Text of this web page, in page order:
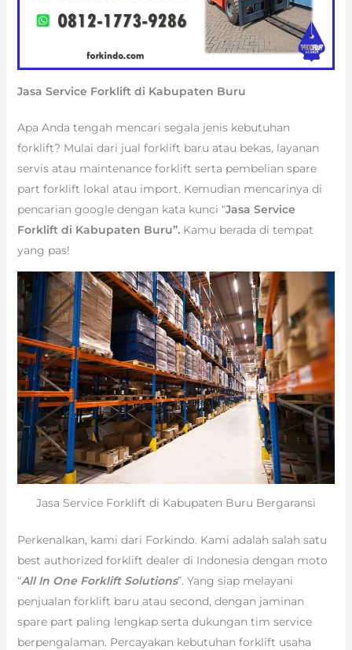
Jasa Service Forklift di Kabupaten Buru
Apa Anda tengah mencari segala jenis kebutuhan
forklift? Mulai dari jual forklift baru atau bekas, layanan
servis atau maintenance forklift serta pembelian spare
part forklift lokal atau import. Kemudian mencarinya di
pencarian google dengan kata kunci “Jasa Service
Forklift di Kabupaten Buru”. Kamu berada di tempat
yang pas!
Jasa Service Forklift di Kabupaten Buru Bergaransi
Perkenalkan, kami dari Forkindo. Kami adalah salah satu
best authorized forklift dealer di Indonesia dengan moto
“All In One Forklift Solutions”. Yang siap melayani
penjualan forklift baru atau second, dengan jaminan
spare part paling lengkap serta dukungan tim service
berpengalaman. Percayakan kebutuhan forklift usaha